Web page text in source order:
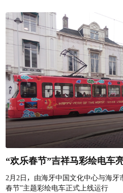
“欢乐春节”吉祥马彩绘电车
2月2日，由海牙中国文化中心与海牙
春节”主题彩绘电车正式上线运行